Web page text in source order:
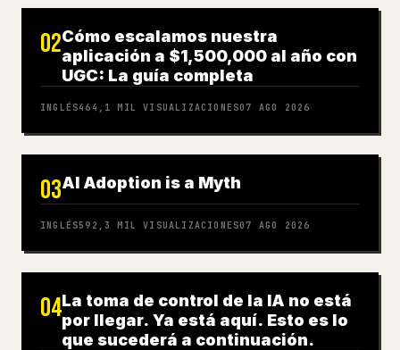
02Cómo escalamos nuestra
aplicación a $1,500,000 al año con
UGC: La guía completa
INGLÉS464,1 MIL VISUALIZACIONES07 AGO 2026
03AI Adoption is a Myth
INGLÉS592,3 MIL VISUALIZACIONES07 AGO 2026
04La toma de control de la IA no está
por llegar. Ya está aquí. Esto es lo
que sucederá a continuación.